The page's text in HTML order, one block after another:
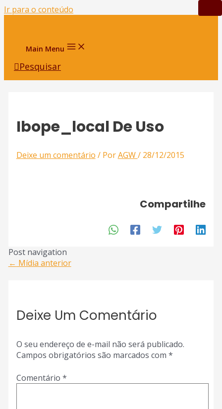
Ir para o conteúdo
Main Menu
Pesquisar
Ibope_local De Uso
Deixe um comentário / PorAGW/ 28/12/2015
Compartilhe
Post navigation
← Mídia anterior
Deixe Um Comentário
O seu endereço de e-mail não será publicado.
Campos obrigatórios são marcados com *
Comentário *